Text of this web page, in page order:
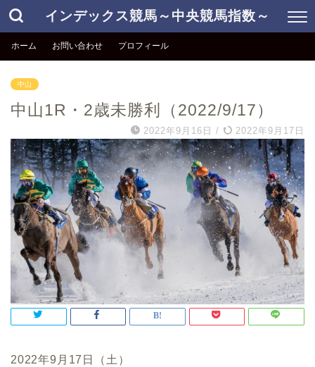
インデックス競馬～中央競馬指数～
ホーム お問い合わせ プロフィール
中山
中山1R・2歳未勝利（2022/9/17）
2022年9月16日 / 2022年9月17日
2022年9月17日（土）